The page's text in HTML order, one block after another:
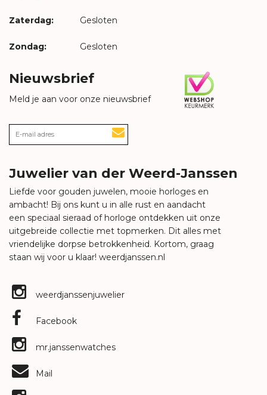
Zaterdag: Gesloten
Zondag: Gesloten
Nieuwsbrief
Meld je aan voor onze nieuwsbrief
Juwelier van der Weerd-Janssen
Liefde voor gouden juwelen, mooie horloges en
ambacht! Bij ons kunt u in alle rust en aandacht
een speciaal sieraad of horloge ontdekken uit onze
uitgebreide collectie met topmerken. Dit alles met
vriendelijke dorpse betrokkenheid. Kortom, graag
staan wij voor u klaar! weerdjanssen.nl
weerdjanssenjuwelier
Facebook
mr.janssenwatches
Mail